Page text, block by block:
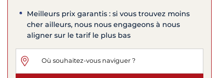
Meilleurs prix garantis : si vous trouvez moins
cher ailleurs, nous nous engageons à nous
aligner sur le tarif le plus bas